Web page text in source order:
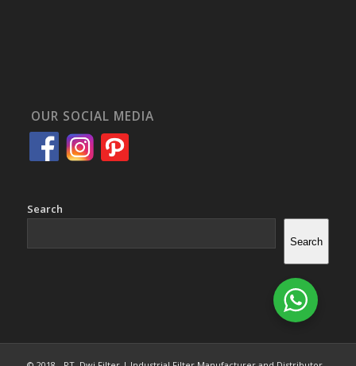
OUR SOCIAL MEDIA
Search
Search